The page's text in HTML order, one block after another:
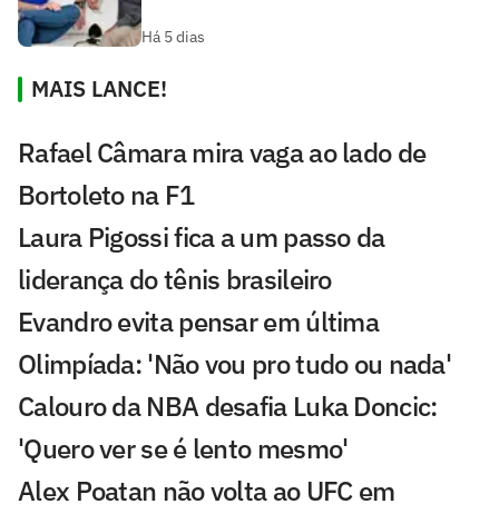
Há 5 dias
MAIS LANCE!
Rafael Câmara mira vaga ao lado de
Bortoleto na F1
Laura Pigossi fica a um passo da
liderança do tênis brasileiro
Evandro evita pensar em última
Olimpíada: 'Não vou pro tudo ou nada'
Calouro da NBA desafia Luka Doncic:
'Quero ver se é lento mesmo'
Alex Poatan não volta ao UFC em